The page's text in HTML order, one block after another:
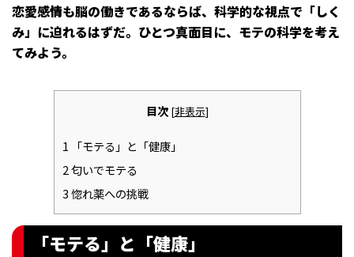
恋愛感情も脳の働きであるならば、科学的な視点で「しく
み」に迫れるはずだ。ひとつ真面目に、モテの科学を考え
てみよう。
目次 [非表示]
1 「モテる」と「健康」
2匂いでモテる
3惚れ薬への挑戦
「モテる」と「健康」